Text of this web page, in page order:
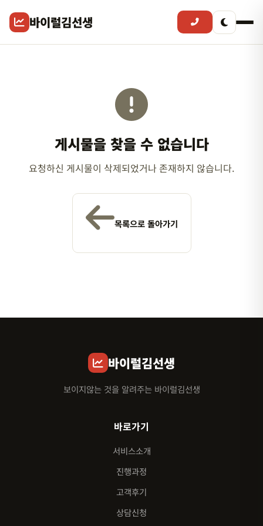
바이럴김선생
게시물을 찾을 수 없습니다
요청하신 게시물이 삭제되었거나 존재하지 않습니다.
목록으로 돌아가기
바이럴김선생
보이지않는 것을 알려주는 바이럴김선생
바로가기
서비스소개
진행과정
고객후기
상담신청